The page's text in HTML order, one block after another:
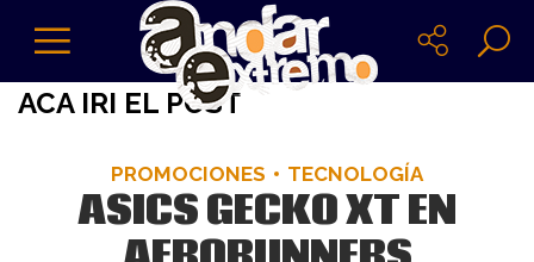
ACA IRI EL POST
PROMOCIONES TECNOLOGÍA
ASICS GECKO XT EN